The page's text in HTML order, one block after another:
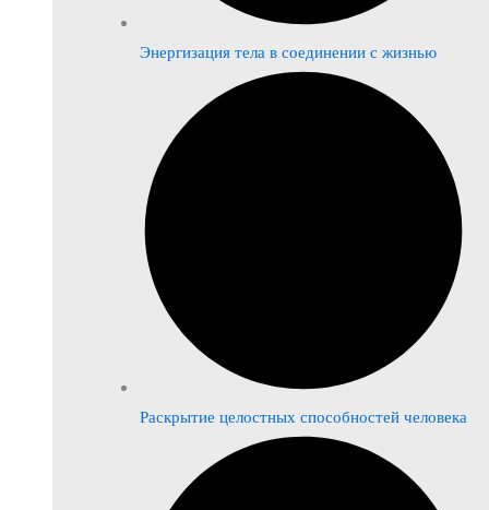
Энергизация тела в соединении с жизнью
Раскрытие целостных способностей человека